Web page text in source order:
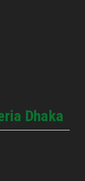
Dhaka